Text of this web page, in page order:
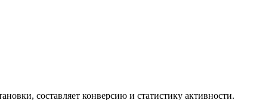
составляет конверсию и статистику активности.